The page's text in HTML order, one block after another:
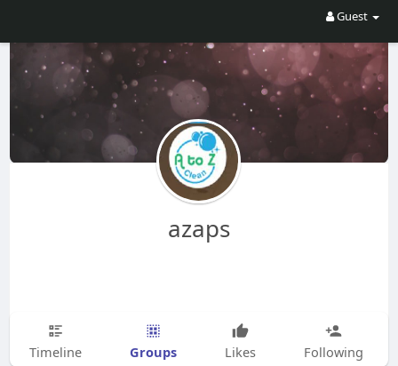
Guest
azaps
Timeline Groups Likes Following